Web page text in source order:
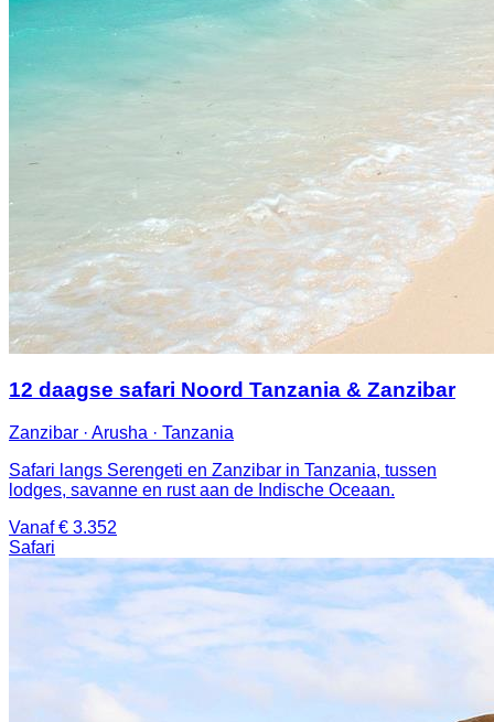
12 daagse safari Noord Tanzania & Zanzibar
Zanzibar · Arusha · Tanzania
Safari langs Serengeti en Zanzibar in Tanzania, tussen
lodges, savanne en rust aan de Indische Oceaan.
Vanaf € 3.352
Safari